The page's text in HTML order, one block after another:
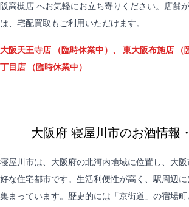
阪高槻店 へお気軽にお立ち寄りください。店舗
は、 宅配買取 もご利用いただけます。
大阪天王寺店 （臨時休業中）、 東大阪布施店 （
丁目店 （臨時休業中）
大阪府 寝屋川市のお酒情報
寝屋川市は、大阪府の北河内地域に位置し、大
好な住宅都市です。生活利便性が高く、駅周辺
集まっています。歴史的には「京街道」の宿場